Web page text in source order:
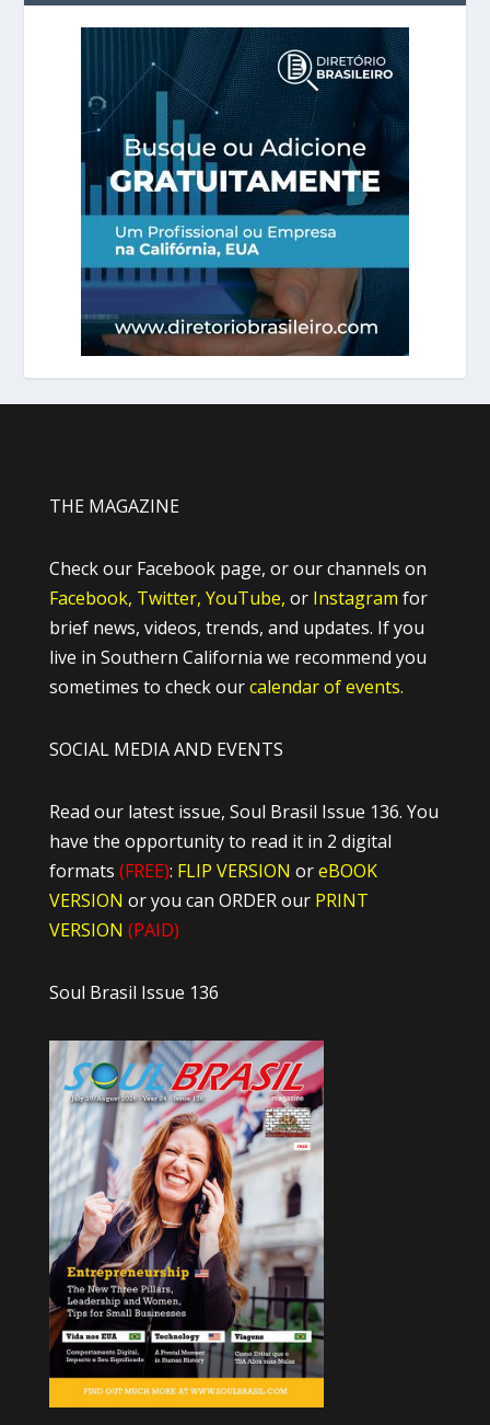
THE MAGAZINE
Check our Facebook page, or our channels on
Facebook, Twitter, YouTube, or Instagram for
brief news, videos, trends, and updates. If you
live in Southern California we recommend you
sometimes to check ourcalendar of events.
SOCIAL MEDIA AND EVENTS
Read our latest issue, Soul Brasil Issue 136. You
have the opportunity to read it in 2 digital
formats (FREE): FLIP VERSION oreBOOK
VERSION or you can ORDER our PRINT
VERSION (PAID)
Soul Brasil Issue 136